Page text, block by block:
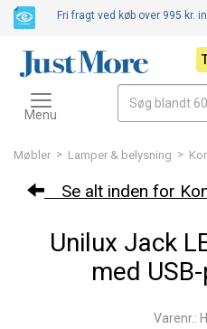
Møbler > Lamper & belysning >
Se alt inden for
Unilux Jack
med
Varenr.:
Fri fragt ved køb over 995 kr.
Toggle
navigation
Menu